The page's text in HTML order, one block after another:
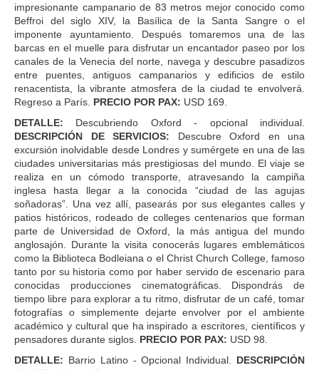
impresionante campanario de 83 metros mejor conocido como
Beffroi del siglo XIV, la Basílica de la Santa Sangre o el
imponente ayuntamiento. Después tomaremos una de las
barcas en el muelle para disfrutar un encantador paseo por los
canales de la Venecia del norte, navega y descubre pasadizos
entre puentes, antiguos campanarios y edificios de estilo
renacentista, la vibrante atmosfera de la ciudad te envolverá.
Regreso a París. PRECIO POR PAX: USD 169.
DETALLE: Descubriendo Oxford - opcional individual.
DESCRIPCIÓN DE SERVICIOS: Descubre Oxford en una
excursión inolvidable desde Londres y sumérgete en una de las
ciudades universitarias más prestigiosas del mundo. El viaje se
realiza en un cómodo transporte, atravesando la campiña
inglesa hasta llegar a la conocida “ciudad de las agujas
soñadoras”. Una vez allí, pasearás por sus elegantes calles y
patios históricos, rodeado de colleges centenarios que forman
parte de Universidad de Oxford, la más antigua del mundo
anglosajón. Durante la visita conocerás lugares emblemáticos
como la Biblioteca Bodleiana o el Christ Church College, famoso
tanto por su historia como por haber servido de escenario para
conocidas producciones cinematográficas. Dispondrás de
tiempo libre para explorar a tu ritmo, disfrutar de un café, tomar
fotografías o simplemente dejarte envolver por el ambiente
académico y cultural que ha inspirado a escritores, científicos y
pensadores durante siglos. PRECIO POR PAX: USD 98.
DETALLE: Barrio Latino - Opcional Individual. DESCRIPCIÓN